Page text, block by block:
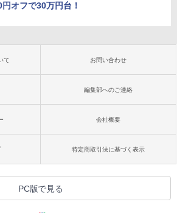
オフで30万円台！
て お問い合わせ
編集部へのご連絡
会社概要
特定商取引法に基づく表示
PC版で見る